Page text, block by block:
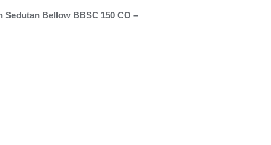
Sedutan Bellow BBSC 150 CO –